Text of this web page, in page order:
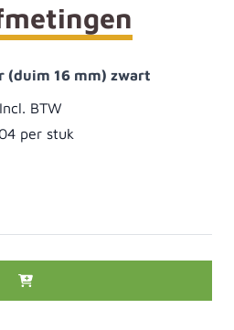
(duim 16 mm) zwart